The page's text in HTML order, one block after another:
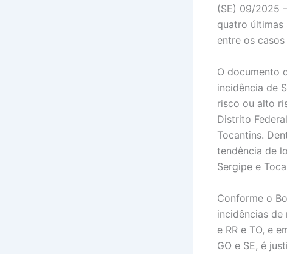
(SE) 09/2025
quatro últimas
entre os
O documento
incidência de
risco ou alto
Distrito
Tocantins.
tendência de
Sergipe e
Conforme o
incidências de
e RR e TO, e
GO e SE, é